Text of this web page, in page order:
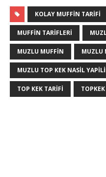
KOLAY MUFFIN TARIFI
MUFFIN TARIFLERI
MUZLU MUFFIN MUZLU
MUZLU TOP KEK NASIL
TOP KEK TARIFI